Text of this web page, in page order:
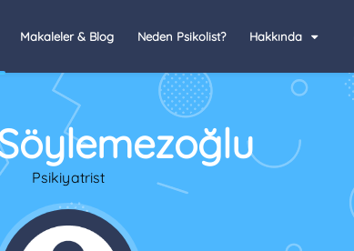
Makaleler & Blog Neden Psikolist? Hakkında
Psikiyatrist